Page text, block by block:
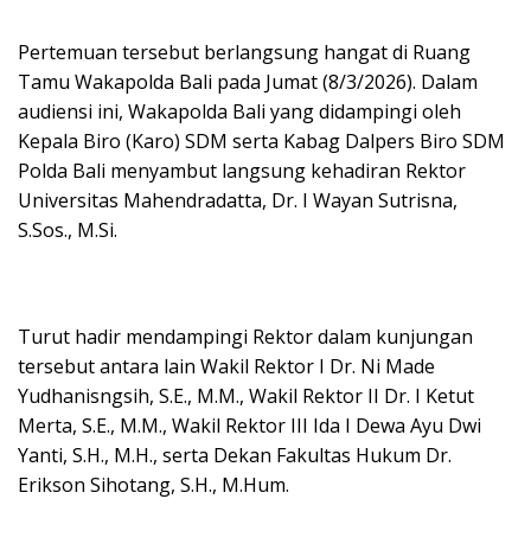
Pertemuan tersebut berlangsung hangat di Ruang
Tamu Wakapolda Bali pada Jumat (8/3/2026). Dalam
audiensi ini, Wakapolda Bali yang didampingi oleh
Kepala Biro (Karo) SDM serta Kabag Dalpers Biro SDM
Polda Bali menyambut langsung kehadiran Rektor
Universitas Mahendradatta, Dr. I Wayan Sutrisna,
S.Sos., M.Si.
Turut hadir mendampingi Rektor dalam kunjungan
tersebut antara lain Wakil Rektor I Dr. Ni Made
Yudhanisngsih, S.E., M.M., Wakil Rektor II Dr. I Ketut
Merta, S.E., M.M., Wakil Rektor III Ida I Dewa Ayu Dwi
Yanti, S.H., M.H., serta Dekan Fakultas Hukum Dr.
Erikson Sihotang, S.H., M.Hum.